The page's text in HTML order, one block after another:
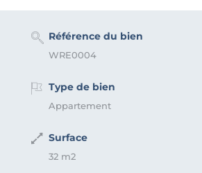
Référence du bien
WRE0004
Type de bien
Appartement
Surface
32 m2